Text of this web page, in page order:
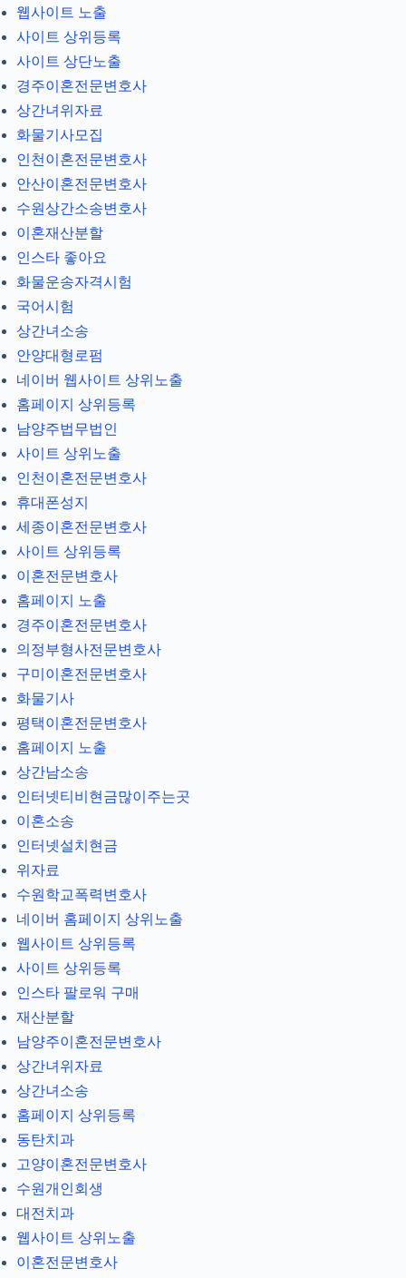
웹사이트 노출
사이트 상위등록
사이트 상단노출
경주이혼전문변호사
상간녀위자료
화물기사모집
인천이혼전문변호사
안산이혼전문변호사
수원상간소송변호사
이혼재산분할
인스타 좋아요
화물운송자격시험
국어시험
상간녀소송
안양대형로펌
네이버 웹사이트 상위노출
홈페이지 상위등록
남양주법무법인
사이트 상위노출
인천이혼전문변호사
휴대폰성지
세종이혼전문변호사
사이트 상위등록
이혼전문변호사
홈페이지 노출
경주이혼전문변호사
의정부형사전문변호사
구미이혼전문변호사
화물기사
평택이혼전문변호사
홈페이지 노출
상간남소송
인터넷티비현금많이주는곳
이혼소송
인터넷설치현금
위자료
수원학교폭력변호사
네이버 홈페이지 상위노출
웹사이트 상위등록
사이트 상위등록
인스타 팔로워 구매
재산분할
남양주이혼전문변호사
상간녀위자료
상간녀소송
홈페이지 상위등록
동탄치과
고양이혼전문변호사
수원개인회생
대전치과
웹사이트 상위노출
이혼전문변호사